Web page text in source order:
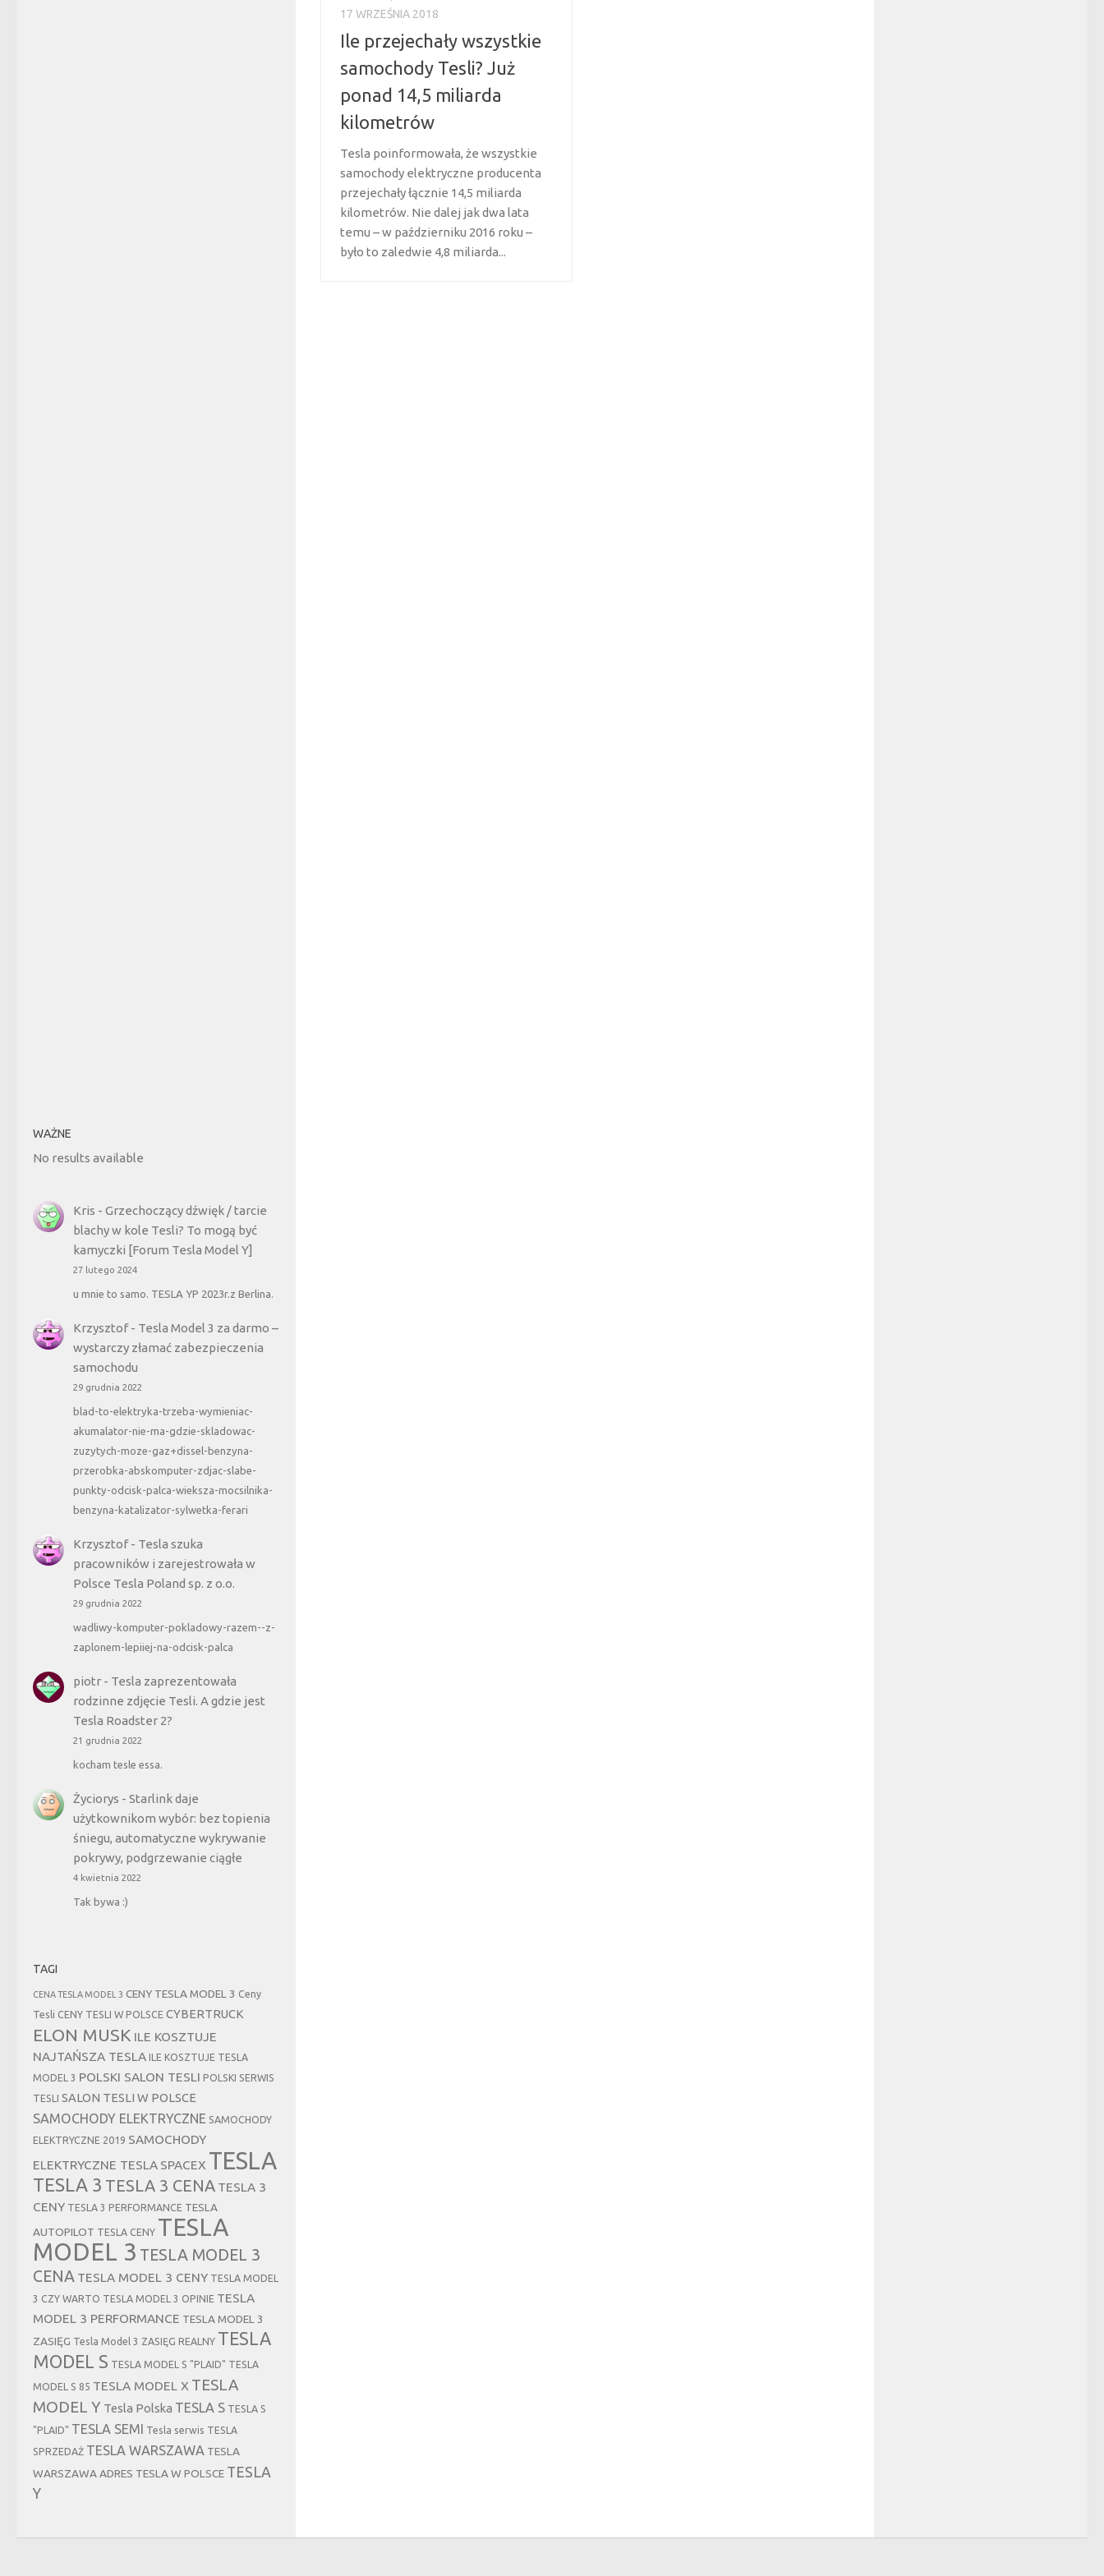
17 WRZEŚNIA 2018
Ile przejechały wszystkie
samochody Tesli? Już
ponad 14,5 miliarda
kilometrów
Tesla poinformowała, że wszystkie
samochody elektryczne producenta
przejechały łącznie 14,5 miliarda
kilometrów. Nie dalej jak dwa lata
temu – w październiku 2016 roku –
było to zaledwie 4,8 miliarda...
WAŻNE
No results available
Kris - Grzechoczący dźwięk / tarcie
blachy w kole Tesli? To mogą być
kamyczki [Forum Tesla Model Y]
27 lutego 2024
u mnie to samo. TESLA YP 2023r.z Berlina.
Krzysztof- Tesla Model 3 za darmo –
wystarczy złamać zabezpieczenia
samochodu
29 grudnia 2022
blad-to-elektryka-trzeba-wymieniac-
akumalator-nie-ma-gdzie-skladowac-
zuzytych-moze-gaz+dissel-benzyna-
przerobka-abskomputer-zdjac-slabe-
punkty-odcisk-palca-wieksza-mocsilnika-
benzyna-katalizator-sylwetka-ferari
Krzysztof- Tesla szuka
pracowników i zarejestrowała w
Polsce Tesla Poland sp. z o.o.
29 grudnia 2022
wadliwy-komputer-pokladowy-razem--z-
zaplonem-lepiiej-na-odcisk-palca
piotr- Tesla zaprezentowała
rodzinne zdjęcie Tesli. A gdzie jest
Tesla Roadster 2?
21 grudnia 2022
kocham tesle essa.
Życiorys - Starlink daje
użytkownikom wybór: bez topienia
śniegu, automatyczne wykrywanie
pokrywy, podgrzewanie ciągłe
4 kwietnia 2022
Tak bywa :)
TAGI
CENA TESLA MODEL 3 CENY TESLA MODEL 3 Ceny
Tesli CENY TESLI W POLSCE CYBERTRUCK
ELON MUSK ILE KOSZTUJE
NAJTAŃSZA TESLA
ILE KOSZTUJE TESLA
MODEL 3 POLSKI SALON TESLI POLSKI SERWIS
TESLI
SALON TESLI W POLSCE
SAMOCHODY ELEKTRYCZNE SAMOCHODY
ELEKTRYCZNE 2019 SAMOCHODY
ELEKTRYCZNE TESLA SPACEX TESLA
TESLA 3 TESLA 3 CENA TESLA 3
CENY TESLA 3 PERFORMANCE TESLA
AUTOPILOT TESLA CENY TESLA
MODEL 3 TESLA MODEL 3
CENA TESLA MODEL 3 CENY TESLA MODEL
3 CZY WARTO TESLA MODEL 3 OPINIE TESLA
MODEL 3 PERFORMANCE TESLA MODEL 3
ZASIĘG Tesla Model 3 ZASIĘG REALNY TESLA
MODEL S TESLA MODEL S "PLAID" TESLA
MODEL S 85 TESLA MODEL X TESLA
MODEL Y Tesla Polska TESLA S TESLA S
"PLAID" TESLA SEMI Tesla serwis TESLA
SPRZEDAŻ TESLA WARSZAWA TESLA
WARSZAWA ADRES TESLA W POLSCE TESLA
Y